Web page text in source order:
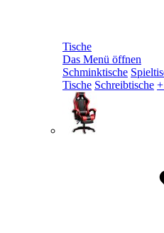
Tische
Das Menü öffnen
Schminktische
Tische Schreibtische